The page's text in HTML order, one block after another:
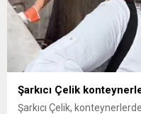
Şarkıcı Çelik
Şarkıcı Çelik,